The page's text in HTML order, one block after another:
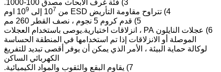
3) فئة غرف الأبحاث مصدق 100-1000.
4) تتراوح مقاومة التأريض ESD من 10
7 إلى 10 9
اوم
5) قدم كروم 5 نجوم ، نصف القطر 260 مم
6) عجلات النايلون PA ، انزلاقات اختيارية.يوصى باستخدام العجلات
الموصلة أو الانزلاقات إذا تم استخدامها في المنطقة الحساسة
لوكالة حماية البيئة ، الأمر الذي يمكن أن يوفر أقصى تبديد للتفريغ
الكهربائي الساكن
7) يقاوم البقع والثقوب والمواد الكيميائية.